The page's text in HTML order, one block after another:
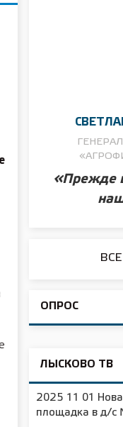
«Прежде
ОПРОС
ЛЫСКОВО ТВ
2025 11 01
площадка в д/с